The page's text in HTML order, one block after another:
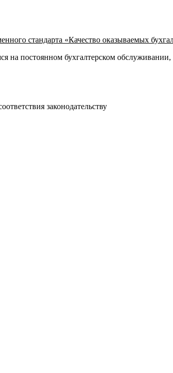
стандарта «Качество оказываемых
постоянном бухгалтерском обслуживании,
законодательству